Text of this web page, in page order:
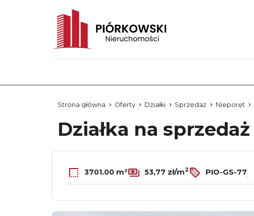
Strona główna Oferty Działki Sprzedaż Nieporęt
Działka na sprzedaż
3701.00 m² 53,77 zł/m2 PIO-GS-77